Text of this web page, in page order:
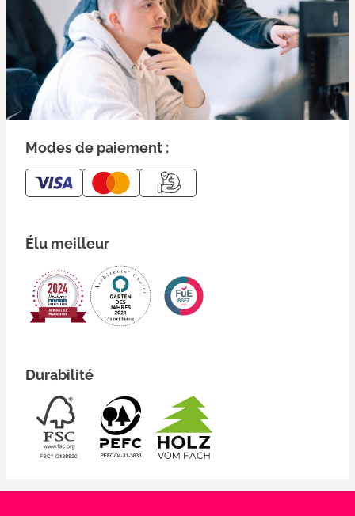
Modes de paiement :
Élu meilleur
Durabilité